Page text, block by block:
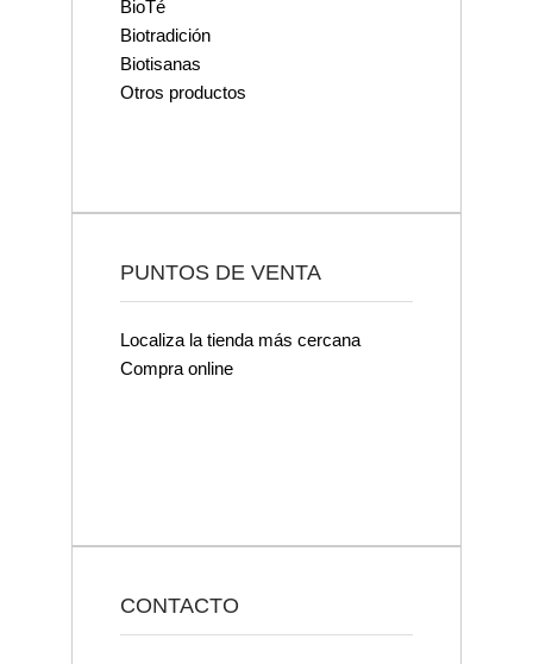
BioTé
Biotradición
Biotisanas
Otros productos
PUNTOS DE VENTA
Localiza la tienda más cercana
Compra online
CONTACTO